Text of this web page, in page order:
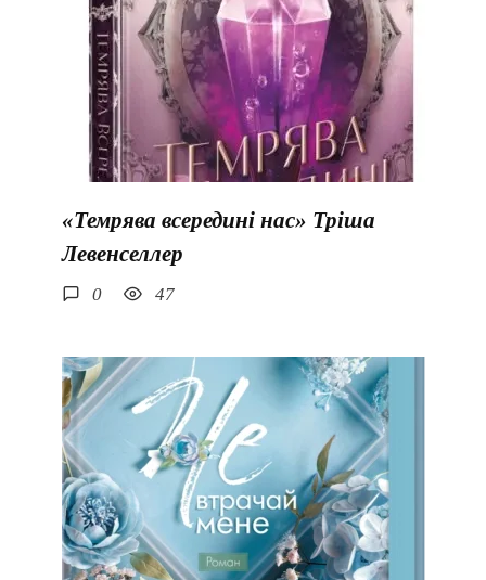
«Темрява всередині нас» Тріша
Левенселлер
0 47